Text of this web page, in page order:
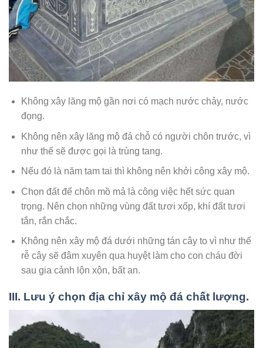
Không xây lăng mộ gần nơi có mạch nước chảy, nước
đọng.
Không nên xây lăng mộ đá chỗ có người chôn trước, vì
như thế sẽ được gọi là trùng tang.
Nếu đó là năm tam tai thì không nên khởi công xây mộ.
Chọn đất để chôn mồ mả là công việc hết sức quan
trọng. Nên chọn những vùng đất tươi xốp, khí đất tươi
tắn, rắn chắc.
Không nên xây mộ đá dưới những tán cây to vì như thế
rễ cây sẽ đâm xuyên qua huyệt làm cho con cháu đời
sau gia cảnh lộn xộn, bất an.
III. Lưu ý chọn địa chỉ xây mộ đá chất lượng.